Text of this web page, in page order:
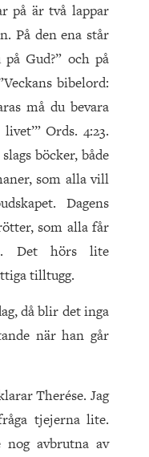
på är två lappar
På den ena står
Gud?” och på
bibelord:
må du bevara
Ords. 4:23.
böcker, både
som alla vill
Dagens
som alla får
Det hörs lite
tilltugg.
då blir det inga
när han går
Therése. Jag
tjejerna lite.
avbrutna av